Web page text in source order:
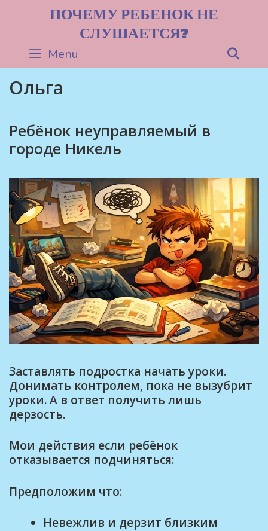
ПОЧЕМУ РЕБЕНОК НЕ
СЛУШАЕТСЯ?
Menu
Ольга
Ребёнок неуправляемый в
городе Никель
Заставлять подростка начать уроки.
Донимать контролем, пока не вызубрит
уроки. А в ответ получить лишь
дерзость.
Мои действия если ребёнок
отказывается подчиняться:
Предположим что:
Невежлив и дерзит близким